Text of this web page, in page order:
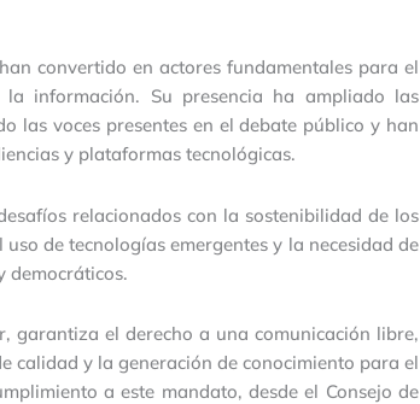
convertido en actores fundamentales para el
información. Su presencia ha ampliado las
las voces presentes en el debate público y han
y plataformas tecnológicas.
relacionados con la sostenibilidad de los
de tecnologías emergentes y la necesidad de
democráticos.
garantiza el derecho a una comunicación libre,
calidad y la generación de conocimiento para el
a este mandato, desde el Consejo de